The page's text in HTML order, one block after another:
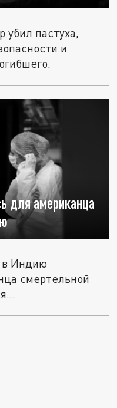
убил пастуха,
и
для американца
в Индию
смертельной